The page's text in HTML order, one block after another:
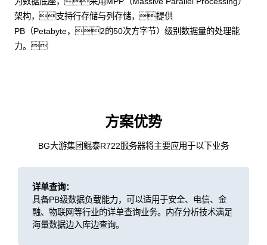
架构，支持行存储与列存储，提供
PB（Petabyte，2的50次方字节）级别数据量的处理能
力。
方案优势
BG大游集团鲲泰R722服务器将主要应用于以下业务
详单查询：
具备PB级数据负载能力，可以适用于安全、电信、金
融、物联网等行业的详单查询业务。内存分析技术满足
海量数据边入库边查询。